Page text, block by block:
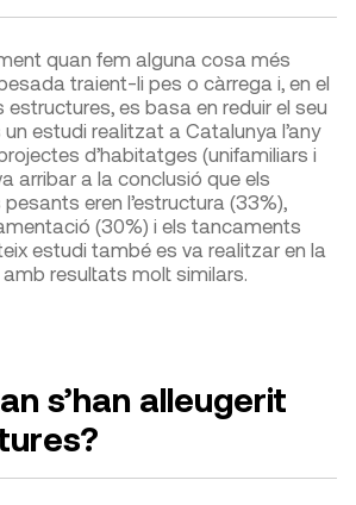
quan fem alguna cosa més
traient-li pes o càrrega i, en el
es basa en reduir el seu
estudi realitzat a Catalunya l’any
d’habitatges (unifamiliars i
arribar a la conclusió que els
eren l’estructura (33%),
(30%) i els tancaments
estudi també es va realitzar en la
amb resultats molt similars.
s’han alleugerit